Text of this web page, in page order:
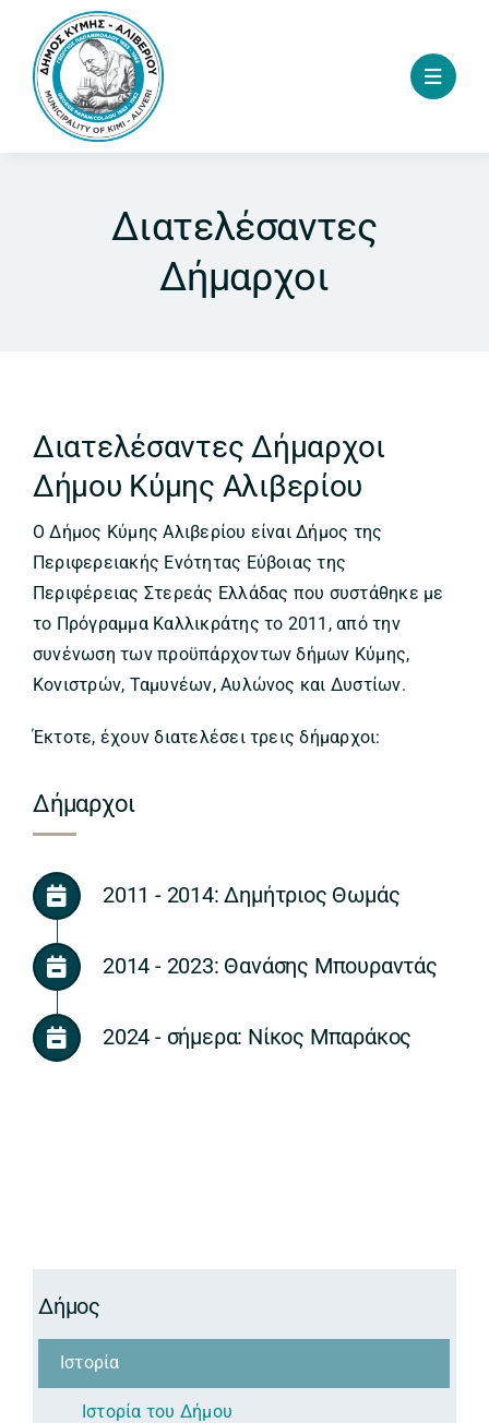
content
Διατελέσαντες
Δήμαρχοι
Διατελέσαντες Δήμαρχοι
Δήμου Κύμης Αλιβερίου
Ο Δήμος Κύμης Αλιβερίου είναι Δήμος της
Περιφερειακής Ενότητας Εύβοιας της
Περιφέρειας Στερεάς Ελλάδας που συστάθηκε με
το Πρόγραμμα Καλλικράτης το 2011, από την
συνένωση των προϋπάρχοντων δήμων Κύμης,
Κονιστρών, Ταμυνέων, Αυλώνος και Δυστίων.
Έκτοτε, έχουν διατελέσει τρεις δήμαρχοι:
Δήμαρχοι
2011 - 2014: Δημήτριος Θωμάς
2014 - 2023: Θανάσης Μπουραντάς
2024 - σήμερα: Νίκος Μπαράκος
Δήμος
Ιστορία
Ιστορία του Δήμου